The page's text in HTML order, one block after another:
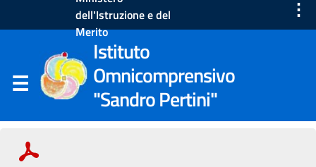
dell'Istruzione e del
Merito
⋮
Istituto
Omnicomprensivo
"Sandro Pertini"